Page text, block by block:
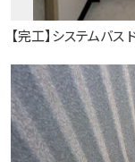
【完工】システムバス